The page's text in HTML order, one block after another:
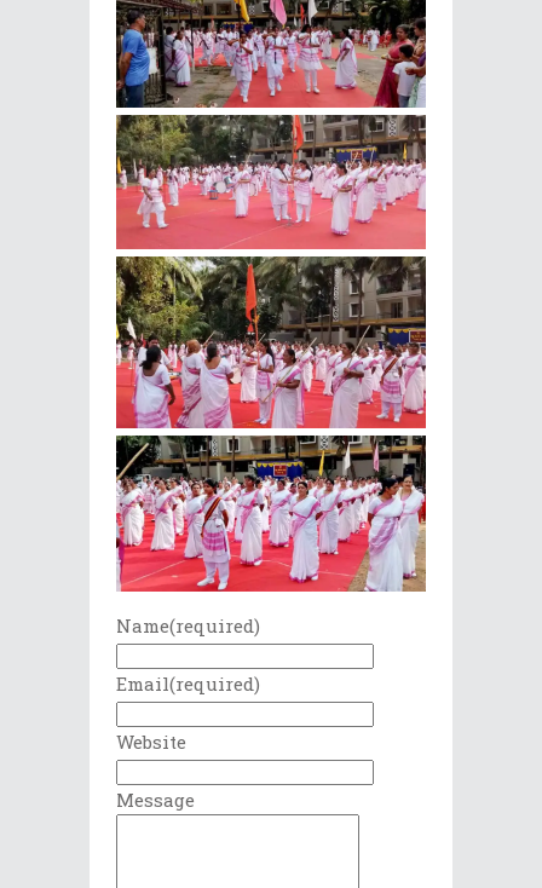
Name(required)
Email(required)
Website
Message